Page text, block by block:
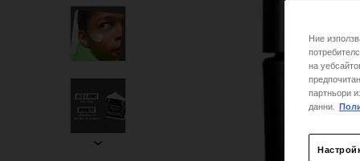
Ние
на
партньори
данни.